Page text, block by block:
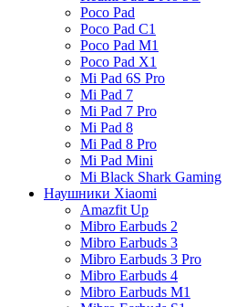
Poco Pad
Poco Pad C1
Poco Pad M1
Poco Pad X1
Mi Pad 6S Pro
Mi Pad 7
Mi Pad 7 Pro
Mi Pad 8
Mi Pad 8 Pro
Mi Pad Mini
Mi Black Shark Gaming
Наушники Xiaomi
Amazfit Up
Mibro Earbuds 2
Mibro Earbuds 3
Mibro Earbuds 3 Pro
Mibro Earbuds 4
Mibro Earbuds M1